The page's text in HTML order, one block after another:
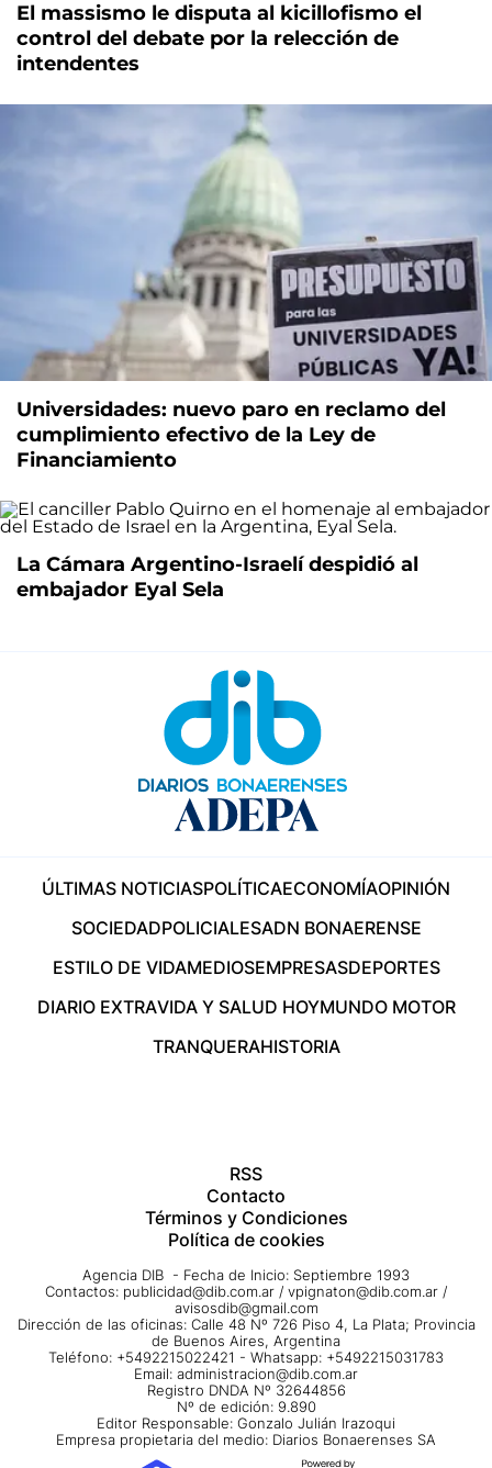
El massismo le disputa al kicillofismo el
control del debate por la relección de
intendentes
Universidades: nuevo paro en reclamo del
cumplimiento efectivo de la Ley de
Financiamiento
La Cámara Argentino-Israelí despidió al
embajador Eyal Sela
ÚLTIMAS NOTICIASPOLÍTICAECONOMÍAOPINIÓN
SOCIEDADPOLICIALESADN BONAERENSE
ESTILO DE VIDAMEDIOSEMPRESASDEPORTES
DIARIO EXTRAVIDA Y SALUD HOYMUNDO MOTOR
TRANQUERAHISTORIA
RSS
Contacto
Términos y Condiciones
Política de cookies
Agencia DIB - Fecha de Inicio: Septiembre 1993
Contactos: publicidad@dib.com.ar / vpignaton@dib.com.ar /
avisosdib@gmail.com
Dirección de las oficinas: Calle 48 Nº 726 Piso 4, La Plata; Provincia
de Buenos Aires, Argentina
Teléfono: +5492215022421 - Whatsapp: +5492215031783
Email: administracion@dib.com.ar
Registro DNDA Nº 32644856
Nº de edición: 9.890
Editor Responsable: Gonzalo Julián Irazoqui
Empresa propietaria del medio: Diarios Bonaerenses SA